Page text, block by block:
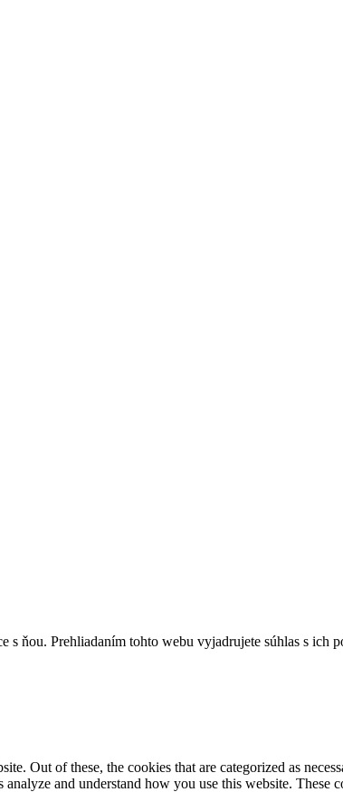
s ňou. Prehliadaním tohto webu vyjadrujete súhlas s ich
Out of these, the cookies that are categorized as
and understand how you use this website.